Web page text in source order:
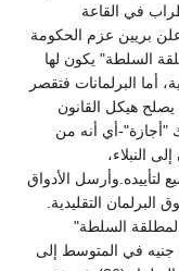
في القاعة
في الشوارع. وفي 8 مايو أعلن بريين عزم الحكومة
السلطة" يكون لها
أما البرلمانات فتقصر
يصلح هيكل القانون
"أجازة"-أي أنه من
النبلاء،
لتأييده.وأرسل الأدواق
التقليدية.
"المحكمة المطلقة السلطة"
في المتوسط إلى